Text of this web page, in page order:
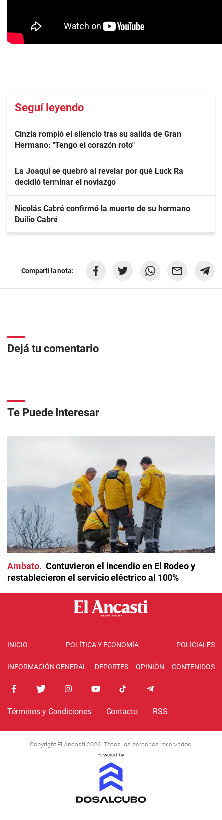
Seguí leyendo
Cinzia rompió el silencio tras su salida de Gran
Hermano: "Tengo el corazón roto"
La Joaqui se quebró al revelar por qué Luck Ra
decidió terminar el noviazgo
Nicolás Cabré confirmó la muerte de su hermano
Duilio Cabré
Compartí la nota:
Dejá tu comentario
Te Puede Interesar
Ambato
Contuvieron el incendio en El Rodeo y
restablecieron el servicio eléctrico al 100%
INICIO POLÍTICA Y ECONOMÍA POLICIALES
INFORMACIÓN GENERAL DEPORTES OPINIÓN CONTENIDOS
Términos y Condiciones Contacto RSS
Copyright El Ancasti 2026. Todos los derechos reservados.